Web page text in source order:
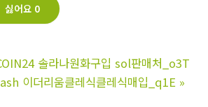
싫어요 0
솔라나원화구입 sol판매처_o3T
이더리움클레식클레식매입_q1E »